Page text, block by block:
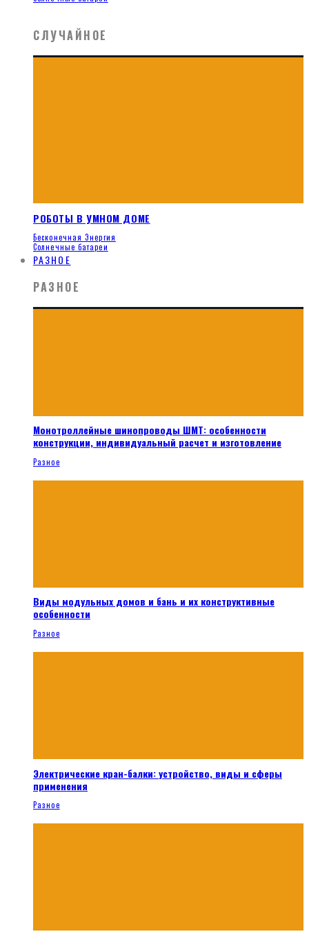
СЛУЧАЙНОЕ
РОБОТЫ В УМНОМ ДОМЕ
Бесконечная Энергия
Солнечные батареи
РАЗНОЕ
РАЗНОЕ
Монотроллейные шинопроводы ШМТ: особенности
конструкции, индивидуальный расчет и изготовление
Разное
Виды модульных домов и бань и их конструктивные
особенности
Разное
Электрические кран-балки: устройство, виды и сферы
применения
Разное